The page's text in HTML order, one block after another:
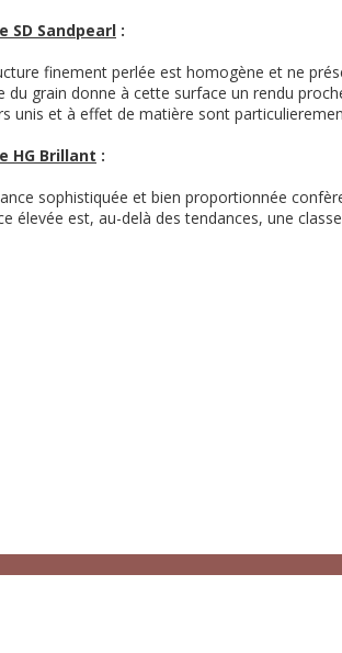
SD Sandpearl :
finement perlée est homogène et ne
du grain donne à cette surface un rendu
unis et à effet de matière sont
HG Brillant :
sophistiquée et bien proportionnée
élevée est, au-delà des tendances, une